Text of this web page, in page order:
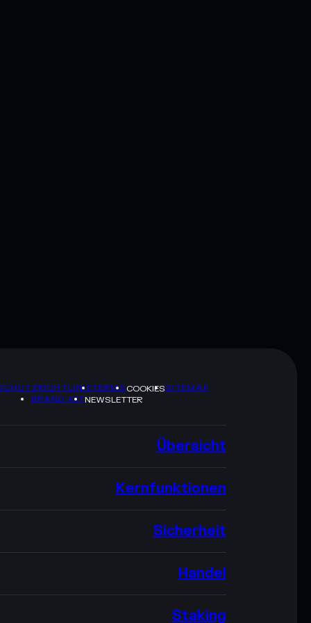
TERMSCOOKIESSITEMAP
BRAND-KITNEWSLETTER
Übersicht
Kernfunktionen
Sicherheit
Handel
Staking